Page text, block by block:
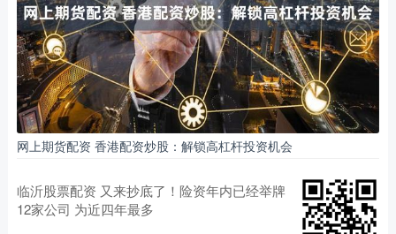
网上期货配资 香港配资炒股：解锁高杠杆投资机会
临沂股票配资 又来抄底了！险资年内已经举牌
12家公司 为近四年最多